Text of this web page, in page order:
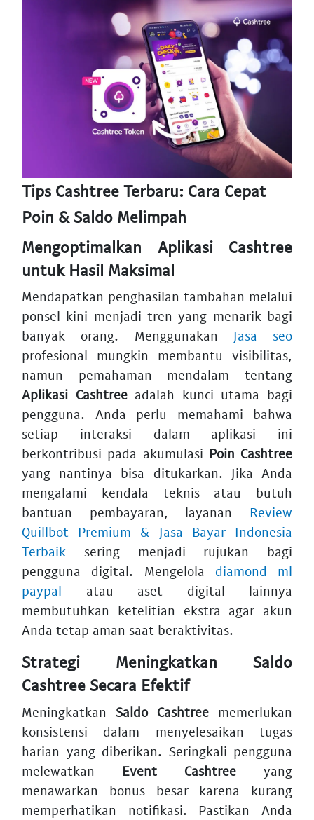
Tips Cashtree Terbaru: Cara Cepat
Poin & Saldo Melimpah
Mengoptimalkan Aplikasi Cashtree
untuk Hasil Maksimal
Mendapatkan penghasilan tambahan melalui
ponsel kini menjadi tren yang menarik bagi
banyak orang. Menggunakan Jasa seo
profesional mungkin membantu visibilitas,
namun pemahaman mendalam tentang
Aplikasi Cashtreeadalah kunci utama bagi
pengguna. Anda perlu memahami bahwa
setiap interaksi dalam aplikasi ini
berkontribusi pada akumulasi Poin Cashtree
yang nantinya bisa ditukarkan. Jika Anda
mengalami kendala teknis atau butuh
bantuan pembayaran, layanan Review
Quillbot Premium & Jasa Bayar Indonesia
Terbaik sering menjadi rujukan bagi
pengguna digital. Mengelola diamond ml
paypal atau aset digital lainnya
membutuhkan ketelitian ekstra agar akun
Anda tetap aman saat beraktivitas.
Strategi Meningkatkan Saldo
Cashtree Secara Efektif
Meningkatkan Saldo Cashtree memerlukan
konsistensi dalam menyelesaikan tugas
harian yang diberikan. Seringkali pengguna
melewatkan Event Cashtree yang
menawarkan bonus besar karena kurang
memperhatikan notifikasi. Pastikan Anda